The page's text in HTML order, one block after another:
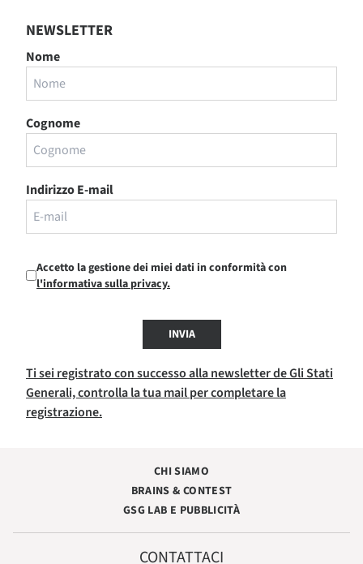
NEWSLETTER
Nome
Cognome
Indirizzo E-mail
Accetto la gestione dei miei dati in conformità con
l'informativa sulla privacy.
INVIA
Ti sei registrato con successo alla newsletter de Gli Stati
Generali, controlla la tua mail per completare la
registrazione.
CHI SIAMO
BRAINS & CONTEST
GSG LAB E PUBBLICITÀ
CONTATTACI